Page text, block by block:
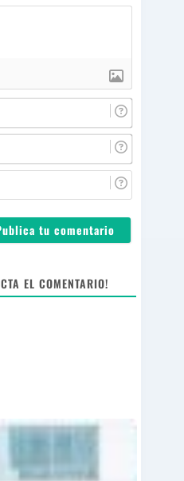
o
m
b
r
m
ie
EL COMENTARIO!